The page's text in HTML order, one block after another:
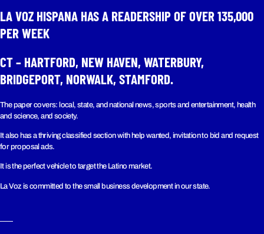
LA VOZ HISPANA HAS A READERSHIP OF OVER 135,000
PER WEEK​
CT – HARTFORD, NEW HAVEN, WATERBURY,
BRIDGEPORT, NORWALK, STAMFORD.
The paper covers: local, state, and national news, sports and entertainment, health
and science, and society.
It also has a thriving classified section with help wanted, invitation to bid and request
for proposal ads.
It is the perfect vehicle to target the Latino market.
La Voz is committed to the small business development in our state.